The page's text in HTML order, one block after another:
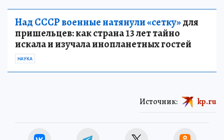
Над СССР военные натянули «сетку»для
пришельцев: как страна 13 лет тайно
искала и изучала инопланетных гостей
НАУКА
Источник: kp.ru